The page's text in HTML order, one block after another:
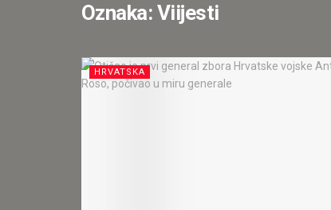
Oznaka: Viijesti
HRVATSKA